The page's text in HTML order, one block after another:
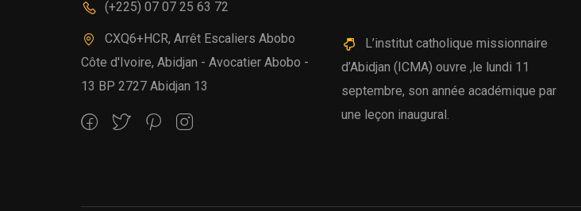
(+225) 07 07 25 63 72
CXQ6+HCR, Arrêt Escaliers Abobo
Côte d'Ivoire, Abidjan - Avocatier Abobo -
13 BP 2727 Abidjan 13
L’institut catholique missionnaire
d’Abidjan (ICMA) ouvre ,le lundi 11
septembre, son année académique par
une leçon inaugural.